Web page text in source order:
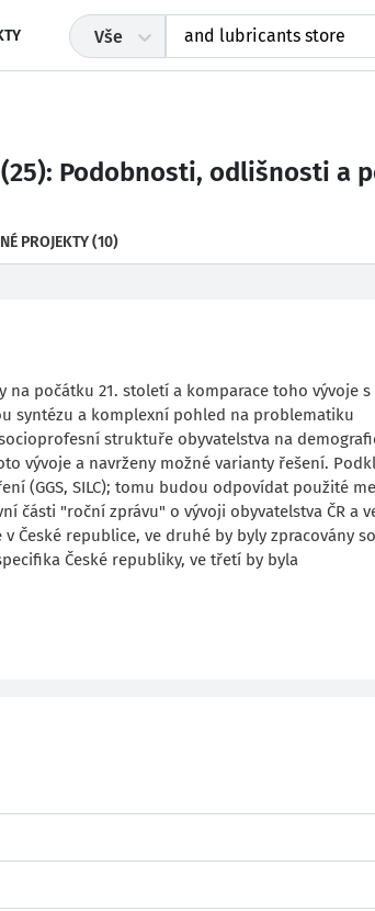
Vše
Podobnosti, odlišnosti a
PROJEKTY(10)
počátku 21. století a komparace toho vývoje s
syntézu a komplexní pohled na problematiku
struktuře obyvatelstva na
vývoje a navrženy možné varianty řešení.
(GGS, SILC); tomu budou odpovídat použité
části "roční zprávu" o vývoji obyvatelstva ČR a
republice, ve druhé by byly zpracovány
České republiky, ve třetí by byla